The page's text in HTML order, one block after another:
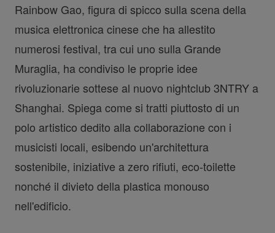
Rainbow Gao, figura di spicco sulla scena della
musica elettronica cinese che ha allestito
numerosi festival, tra cui uno sulla Grande
Muraglia, ha condiviso le proprie idee
rivoluzionarie sottese al nuovo nightclub 3NTRY a
Shanghai. Spiega come si tratti piuttosto di un
polo artistico dedito alla collaborazione con i
musicisti locali, esibendo un'architettura
sostenibile, iniziative a zero rifiuti, eco-toilette
nonché il divieto della plastica monouso
nell'edificio.